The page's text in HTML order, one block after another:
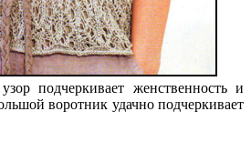
подчеркивает женственность и
воротник удачно подчеркивает